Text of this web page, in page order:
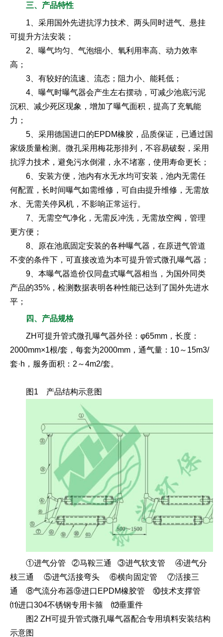
三、产品特性
1、采用国外先进抗浮力技术、两头同时进气、悬挂
可提升方法安装；
2、曝气均匀、气泡细小、氧利用率高、动力效率
高；
3、有较好的流速、流态；阻力小、能耗低；
4、曝气时曝气器会产生左右摆动，可减少池底污泥
沉积、减少死区现象，增加了曝气面积，提高了充氧能
力；
5、采用德国进口的EPDM橡胶，品质保证，已通过国
家级质量检测。微孔采用梅花形排列，不容易破裂，采用
抗浮力技术，避免污水倒灌，永不堵塞，使用寿命更长；
6、安装方便，池内有水无水均可安装，池内无需任
何配置，长时间曝气如需维修，可自由提升维修，无需放
水、无需关停风机，不影响正常运行。
7、无需空气净化，无需反冲洗，无需放空阀，管理
更方便；
8、原在池底固定安装的各种曝气器，在原进气管道
不变的条件下，可直接改造为本可提升管式微孔曝气器；
9、本曝气器造价仅同盘式曝气器相当，为国外同类
产品的35%，检测数据表明各种性能已达到了国外先进水
平；
四、产品规格
ZH可提升管式微孔曝气器外径：φ65mm，长度：
2000mm×1根/套，每套为2000mm，通气量：10～15m3/
套·h，服务面积：2～4m2/套。
图1 产品结构示意图
①进气分管 ②马鞍三通 ③进气软支管 ④进气分
枝三通 ⑤进气活接弯头 ⑥横向固定管 ⑦活接三
通 ⑧气流分布器⑨进口EPDM橡胶管 ⑩技术支撑管
⑾进口304不锈钢专用卡箍 ⑿垂重件
图2 ZH可提升管式微孔曝气器配合专用填料安装结构
示意图